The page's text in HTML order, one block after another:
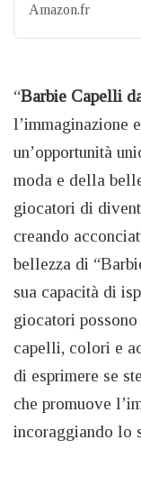
Amazon.fr
“Barbie Capelli
l’immaginazione
un’opportunità
moda e della
giocatori di
creando
bellezza di
sua capacità di
giocatori
capelli, colori e
di esprimere se
che promuove
incoraggiando lo